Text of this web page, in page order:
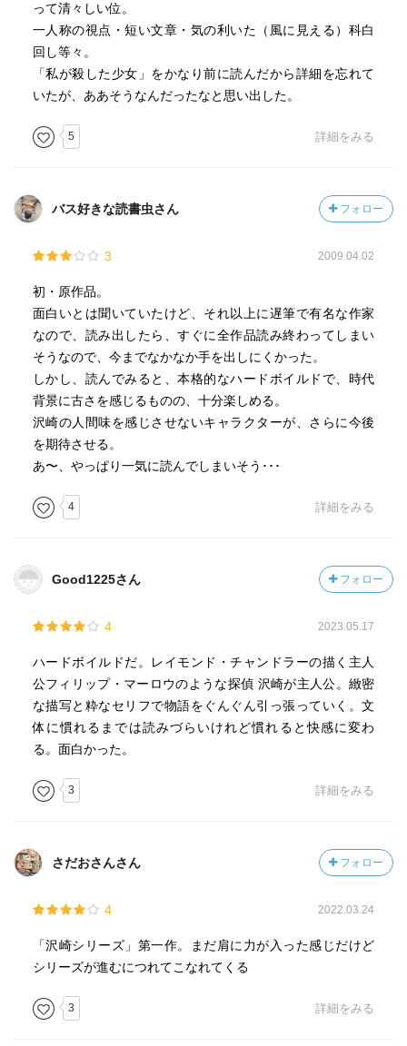
って清々しい位。
一人称の視点・短い文章・気の利いた（風に見える）科白
回し等々。
「私が殺した少女」をかなり前に読んだから詳細を忘れて
いたが、ああそうなんだったなと思い出した。
5 詳細をみる
バス好きな読書虫さん フォロー
3 2009.04.02
初・原作品。
面白いとは聞いていたけど、それ以上に遅筆で有名な作家
なので、読み出したら、すぐに全作品読み終わってしまい
そうなので、今までなかなか手を出しにくかった。
しかし、読んでみると、本格的なハードボイルドで、時代
背景に古さを感じるものの、十分楽しめる。
沢崎の人間味を感じさせないキャラクターが、さらに今後
を期待させる。
あ〜、やっぱり一気に読んでしまいそう･･･
4 詳細をみる
Good1225さん フォロー
4 2023.05.17
ハードボイルドだ。レイモンド・チャンドラーの描く主人
公フィリップ・マーロウのような探偵 沢崎が主人公。緻密
な描写と粋なセリフで物語をぐんぐん引っ張っていく。文
体に慣れるまでは読みづらいけれど慣れると快感に変わ
る。面白かった。
3 詳細をみる
さだおさんさん フォロー
4 2022.03.24
「沢崎シリーズ」第一作。まだ肩に力が入った感じだけど
シリーズが進むにつれてこなれてくる
3 詳細をみる